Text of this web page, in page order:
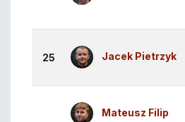
25 Jacek Pietrzyk
Mateusz Filip